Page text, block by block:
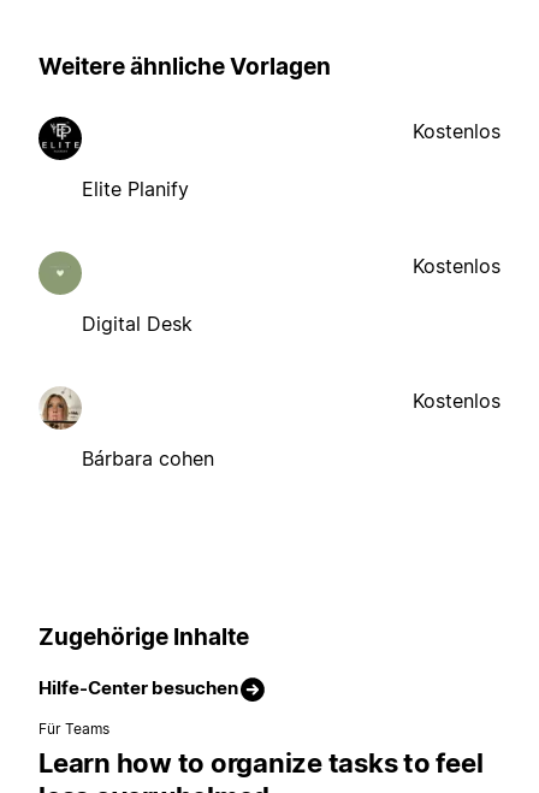
Weitere ähnliche Vorlagen
Elite Planify
Kostenlos
Digital Desk
Kostenlos
Bárbara cohen
Kostenlos
Zugehörige Inhalte
Hilfe-Center besuchen
Für Teams
Learn how to organize tasks to feel